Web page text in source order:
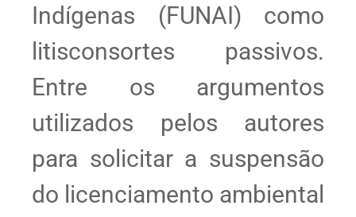
Indígenas (FUNAI) como
litisconsortes passivos.
Entre os argumentos
utilizados pelos autores
para solicitar a suspensão
do licenciamento ambiental